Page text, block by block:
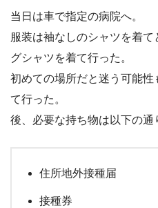
当日は車で指定の病院へ。
服装は袖なしのシャツを着
グシャツを着て行った。
初めての場所だと迷う可能
て行った。
後、必要な持ち物は以下の通
住所地外接種届
接種券